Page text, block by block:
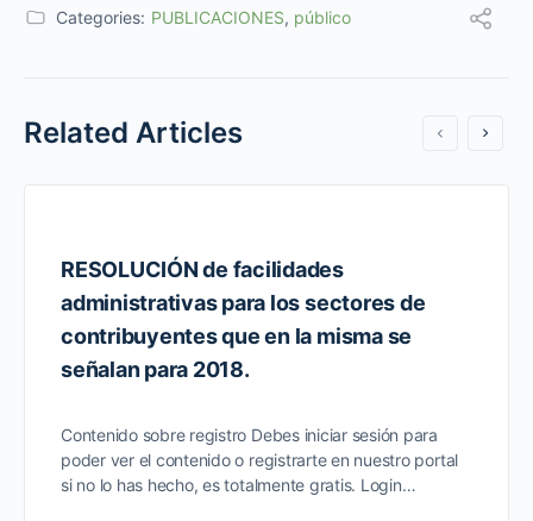
Categories: PUBLICACIONES, público
Related Articles
RESOLUCIÓN de facilidades
administrativas para los sectores de
contribuyentes que en la misma se
señalan para 2018.
Contenido sobre registro Debes iniciar sesión para
poder ver el contenido o registrarte en nuestro portal
si no lo has hecho, es totalmente gratis. Login…